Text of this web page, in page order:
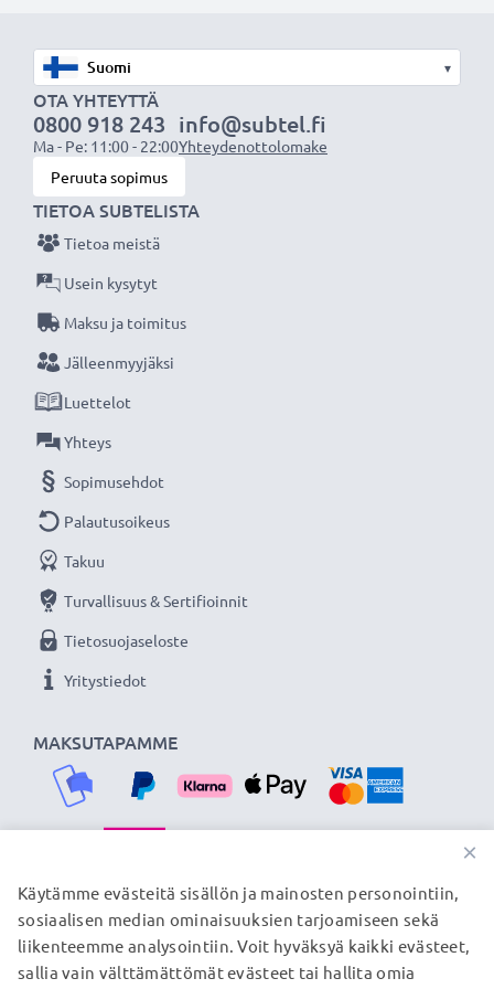
Valitse CELLONIC, etkä tingi laadusta. Tilaa nyt!
▾
OTA YHTEYTTÄ
0800 918 243
Ma - Pe: 11:00 - 22:00
info@subtel.fi
Yhteydenottolomake
Peruuta sopimus
MAKSUTAPAMME
TIETOA SUBTELISTA
Tietoa meistä
Usein kysytyt
Maksu ja toimitus
Jälleenmyyjäksi
Luettelot
Yhteys
Sopimusehdot
Palautusoikeus
Takuu
Turvallisuus & Sertifioinnit
Tietosuojaseloste
Yritystiedot
TOIMITUSKUMPPANIMME
© subtel.fi 2026
×
Käytämme evästeitä sisällön ja mainosten personointiin,
sosiaalisen median ominaisuuksien tarjoamiseen sekä
liikenteemme analysointiin. Voit hyväksyä kaikki evästeet,
sallia vain välttämättömät evästeet tai hallita omia